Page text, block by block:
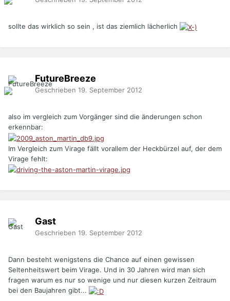
sollte das wirklich so sein , ist das ziemlich lächerlich
FutureBreeze
Geschrieben 19. September 2012
also im vergleich zum Vorgänger sind die änderungen schon
erkennbar:
Im Vergleich zum Virage fällt vorallem der Heckbürzel auf, der dem
Virage fehlt:
Gast
Geschrieben 19. September 2012
Dann besteht wenigstens die Chance auf einen gewissen
Seltenheitswert beim Virage. Und in 30 Jahren wird man sich
fragen warum es nur so wenige und nur diesen kurzen Zeitraum
bei den Baujahren gibt...